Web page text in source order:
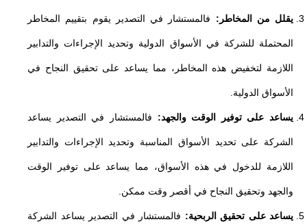
يقلل من المخاطر: فالمستشار في التصدير يقوم بتقييم المخاطر
المحتملة للشركة في الأسواق الدولية وتحديد الإجراءات والتدابير
اللازمة لتخفيض هذه المخاطر، مما يساعد على تحقيق النجاح في
الأسواق الدولية.
يساعد على توفير الوقت والجهد: فالمستشار في التصدير يساعد
الشركة على تحديد الأسواق المناسبة وتحديد الإجراءات والتدابير
اللازمة للدخول في هذه الأسواق، مما يساعد على توفير الوقت
والجهد وتحقيق النجاح في أقصر وقت ممكن.
يساعد على تحقيق الربحية: فالمستشار في التصدير يساعد الشركة